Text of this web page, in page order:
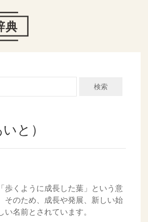
検索
と）
歩くように成長した葉」という意
そのため、成長や発展、新しい始
い名前とされています。